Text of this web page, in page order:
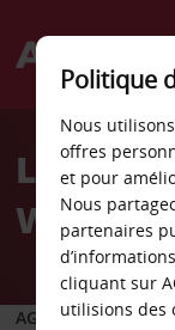
Welcome
Avis
Weyers
AGENCE DE DÉPART
Politique
Nous
offres
et pour
Nous
partenaires
cliquant sur
utilisions des